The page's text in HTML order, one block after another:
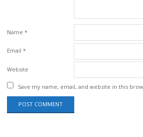
Name *
Email *
Website
Save my name, email, and website in this